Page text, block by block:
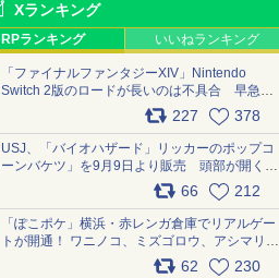
Xランキング
RPランキング いいねランキング
「ファイナルファンタジーXIV」Nintendo
Switch 2版のロードが長いのは不具合 早急に
アップデートできるよう対応中227 378
USJ、「バイオハザード」リッカーのポップコ
ーンバケツ」を9月9日より販売 頭部が開く仕
組み。味は恐怖を堪のう「味噌フレーバー」
66 212
「ぽこポケ」横浜・赤レンガ倉庫でリアルゲー
トが開通！ ワニノコ、ミズゴロウ、アシマリ登
場シーンをレポート pic.x.com/LDgEByVl6D
62 230